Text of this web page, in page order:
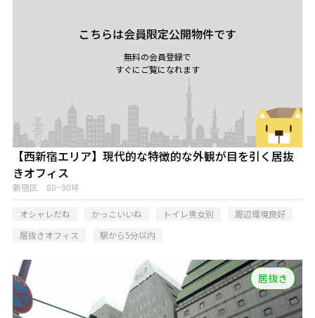
こちらは会員限定公開物件です
無料の会員登録で
すぐにご覧になれます
【西新宿エリア】現代的な特徴的な外観が目を引く居抜
きオフィス
新宿区 80~90坪
オシャレだね かっこいいね トイレ男女別
周辺環境良好
居抜きオフィス
駅から5分以内
居抜き